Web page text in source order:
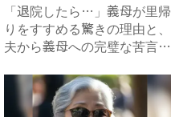
「退院したら…」義母が里帰
りをすすめる驚きの理由と、
夫から義母への完璧な苦言